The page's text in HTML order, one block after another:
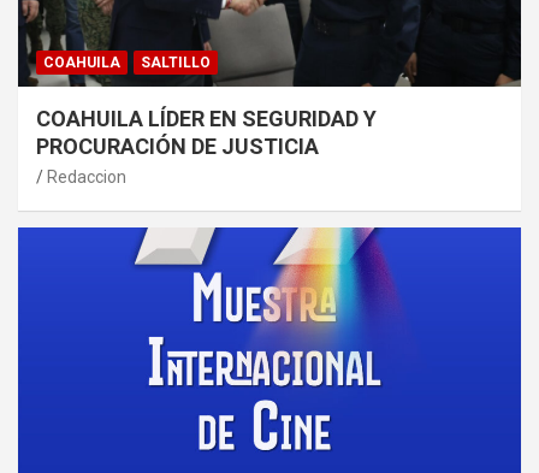
COAHUILA SALTILLO
COAHUILA LÍDER EN SEGURIDAD Y
PROCURACIÓN DE JUSTICIA
Redaccion